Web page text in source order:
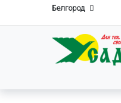
Белгород